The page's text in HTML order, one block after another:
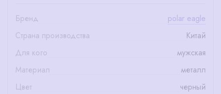
Бренд
polar eagle
Страна производства
Китай
Для кого
мужская
Материал
металл
Цвет
черный